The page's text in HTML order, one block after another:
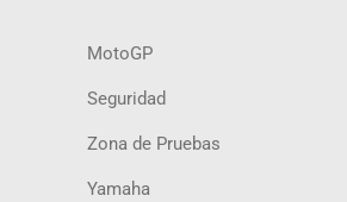
MotoGP
Seguridad
Zona de Pruebas
Yamaha